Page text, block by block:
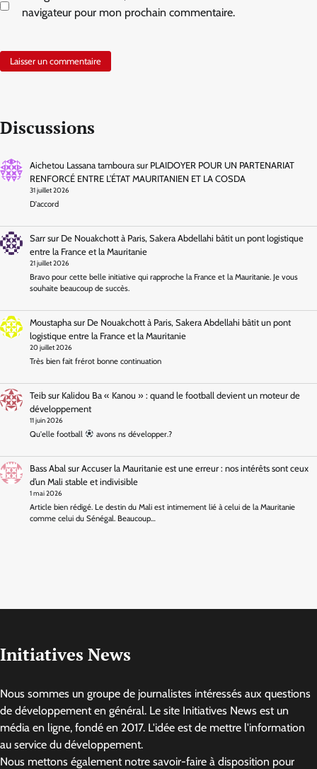
navigateur pour mon prochain commentaire.
Discussions
Aichetou Lassana tambourasur PLAIDOYER POUR UN PARTENARIAT
RENFORCÉ ENTRE L’ÉTAT MAURITANIEN ET LA COSDA
31 juillet 2026
D'accord
Sarrsur De Nouakchott à Paris, Sakera Abdellahi bâtit un pont logistique
entre la France et la Mauritanie
21 juillet 2026
Bravo pour cette belle initiative qui rapproche la France et la Mauritanie. Je vous
souhaite beaucoup de succès.
Moustaphasur De Nouakchott à Paris, Sakera Abdellahi bâtit un pont
logistique entre la France et la Mauritanie
20 juillet 2026
Très bien fait frérot bonne continuation
Teibsur Kalidou Ba « Kanou » : quand le football devient un moteur de
développement
11 juin 2026
Qu'elle football avons ns développer.?
Bass Abal sur Accuser la Mauritanie est une erreur : nos intérêts sont ceux
d’un Mali stable et indivisible
1 mai 2026
Article bien rédigé. Le destin du Mali est intimement lié à celui de la Mauritanie
comme celui du Sénégal. Beaucoup…
Initiatives News
Nous sommes un groupe de journalistes intéressés aux questions
de développement en général. Le site Initiatives News est un
média en ligne, fondé en 2017. L'idée est de mettre l'information
au service du développement.
Nous mettons également notre savoir-faire à disposition pour